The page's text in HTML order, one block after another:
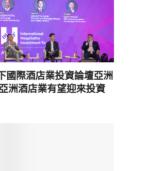
國際酒店業投資論壇亞洲
洲酒店業有望迎來投資